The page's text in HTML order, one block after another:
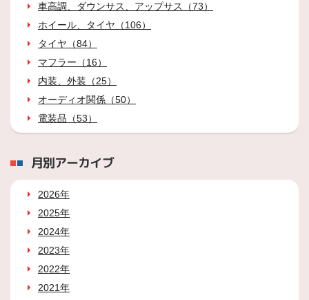
車高調、ダウンサス、アップサス（73）
ホイール、タイヤ（106）
タイヤ（84）
マフラー（16）
内装、外装（25）
オーディオ関係（50）
電装品（53）
月別アーカイブ
2026年
2025年
2024年
2023年
2022年
2021年